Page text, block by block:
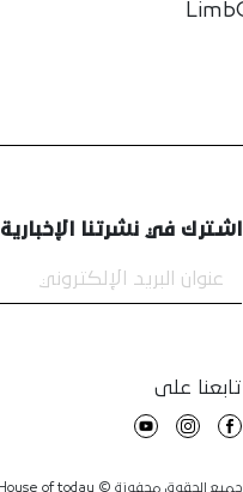
اشترك في نشرتنا الإخبارية
تابعنا على
جميع الحقوق محفوزة © House of today